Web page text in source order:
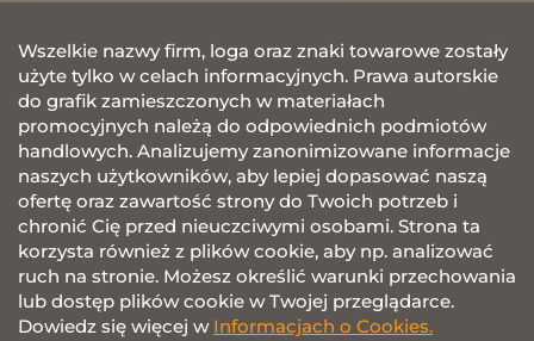
Wszelkie nazwy firm, loga oraz znaki towarowe zostały
użyte tylko w celach informacyjnych. Prawa autorskie
do grafik zamieszczonych w materiałach
promocyjnych należą do odpowiednich podmiotów
handlowych. Analizujemy zanonimizowane informacje
naszych użytkowników, aby lepiej dopasować naszą
ofertę oraz zawartość strony do Twoich potrzeb i
chronić Cię przed nieuczciwymi osobami. Strona ta
korzysta również z plików cookie, aby np. analizować
ruch na stronie. Możesz określić warunki przechowania
lub dostęp plików cookie w Twojej przeglądarce.
Dowiedz się więcej w Informacjach o Cookies.